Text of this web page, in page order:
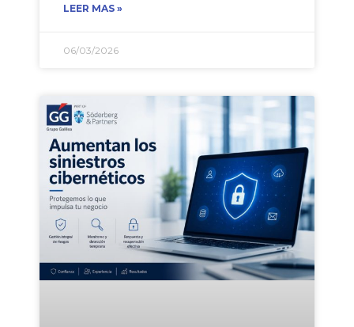
LEER MAS »
06/03/2026